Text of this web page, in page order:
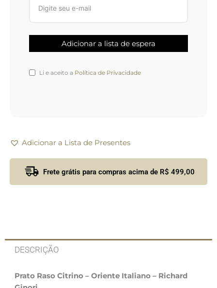
Li e aceito a Política de Privacidade
Adicionar a Lista de Presentes
Frete grátis para compras acima de R$ 499,00
DESCRIÇÃO
Prato Raso Citrino – Oriente Italiano – Richard